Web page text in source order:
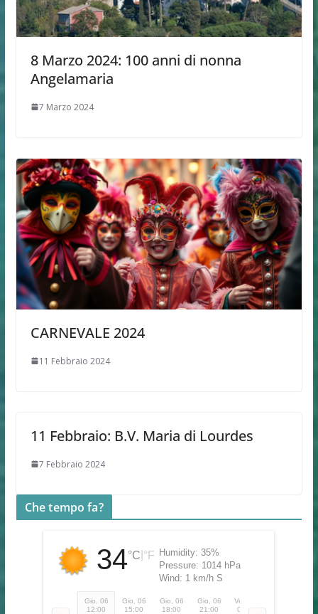
8 Marzo 2024: 100 anni di nonna
Angelamaria
7 Marzo 2024
CARNEVALE 2024
11 Febbraio 2024
11 Febbraio: B.V. Maria di Lourdes
7 Febbraio 2024
Che tempo fa?
34°C °F Humidity: 35%
Pressure: 1014 hPa
Wind: 1 km/h S
Gio, 06
12:00
Gio, 06
15:00
Gio, 06
18:00
Gio, 06
21:00
Ven, 07
00:00